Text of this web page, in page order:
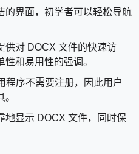
的界面，初学者可以轻松导航
供对 DOCX 文件的快速访
和易用性的强调。
程序不需要注册，因此用户
地显示 DOCX 文件，同时保